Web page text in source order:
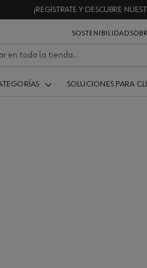
¡REGÍSTRATE Y DESCUBRE
SOSTENIBILIDAD
SOLUCIONES PARA